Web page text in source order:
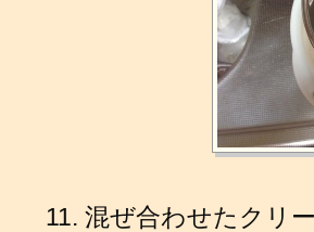
混ぜ合わせたクリ